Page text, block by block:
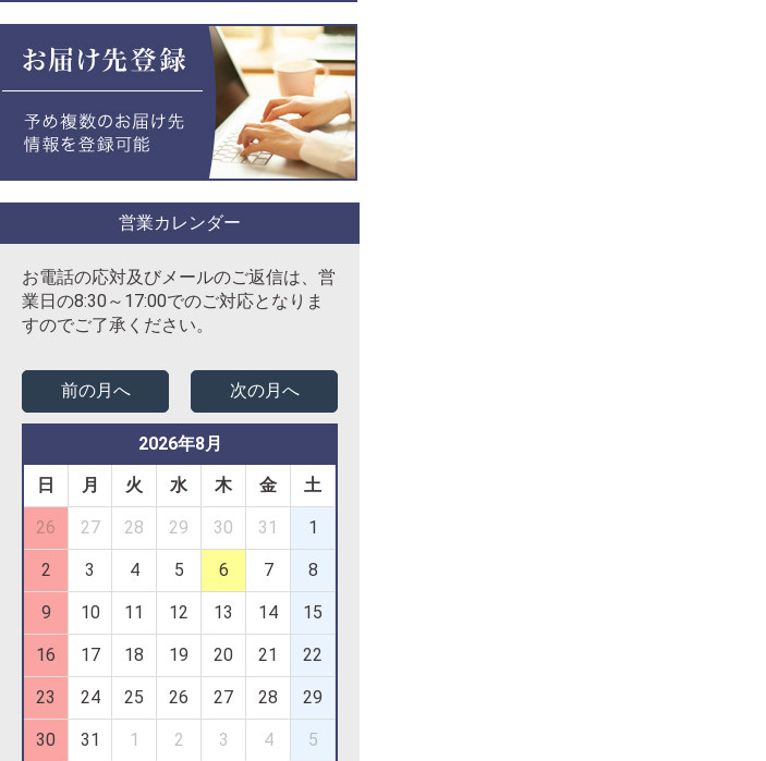
営業カレンダー
お電話の応対及びメールのご返信は、営
業日の8:30～17:00でのご対応となりま
すのでご了承ください。
2026年8月
前の月へ 次の月へ
日 月 火 水 木 金 土
26 27 28 29 30 31 1
2 3 4 5 6 7 8
9 10 11 12 13 14 15
16 17 18 19 20 21 22
23 24 25 26 27 28 29
30 31 1 2 3 4 5